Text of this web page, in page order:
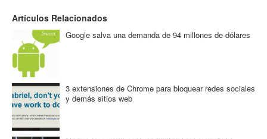
Artículos Relacionados
Google salva una demanda de 94 millones de dólares
3 extensiones de Chrome para bloquear redes sociales
y demás sitios web